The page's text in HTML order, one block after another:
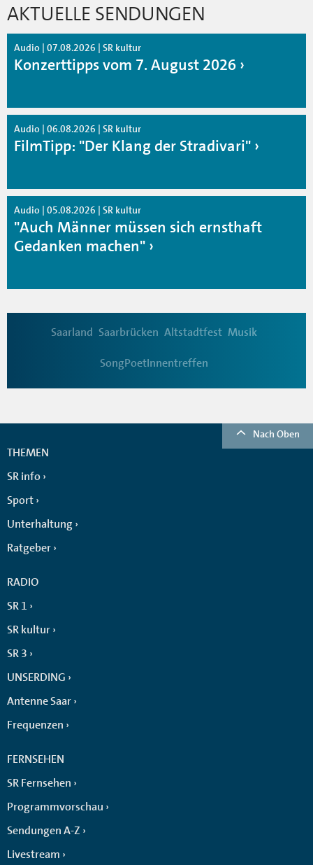
AKTUELLE SENDUNGEN
Audio | 07.08.2026 | SR kultur
Konzerttipps vom 7. August 2026
Audio | 06.08.2026 | SR kultur
FilmTipp: "Der Klang der Stradivari"
Audio | 05.08.2026 | SR kultur
"Auch Männer müssen sich ernsthaft
Gedanken machen"
Saarland Saarbrücken Altstadtfest Musik
SongPoetInnentreffen
Nach Oben
THEMEN
SR info
Sport
Unterhaltung
Ratgeber
RADIO
SR 1
SR kultur
SR 3
UNSERDING
Antenne Saar
Frequenzen
FERNSEHEN
SR Fernsehen
Programmvorschau
Sendungen A-Z
Livestream